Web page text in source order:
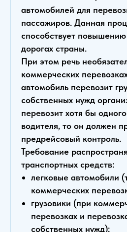
автомобилей для
пассажиров. Данная
способствует
дорогах страны.
При этом речь
коммерческих
автомобиль перевозит
собственных нужд
перевозит хотя бы
водителя, то он должен
предрейсовый контроль.
Требование
транспортных средств:
легковые автомобили
коммерческих
грузовики (при
перевозках и
собственных нужд);